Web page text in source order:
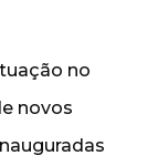
no
novos